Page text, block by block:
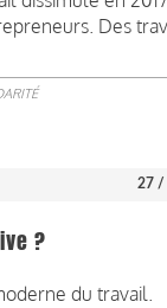
Des
27 /
?
du travail.